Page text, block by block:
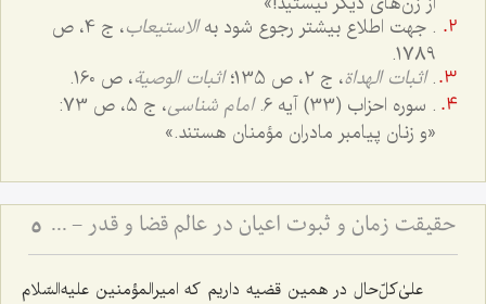
. جهت اطلاع بیشتر رجوع شود بهالاستیعاب
، ج 4، ص
1789.
.اثبات الهداة، ج 2، ص 135؛ اثبات الوصیة، ص 160.
. سوره احزاب (33) آیه 6.
امام شناسی، ج 5، ص 73:
«و زنان پیامبر مادران مؤمنان هستند.»
حقیقت زمان و ثبوت اعیان در عالم قضا و قدر - تبیین نسبت میان حرکت دهری و تحقق خارجی موجودات 5
علیٰ‌کلّ‌حال در همین قضیه داریم که امیرالمؤمنین علیه‌السّلام